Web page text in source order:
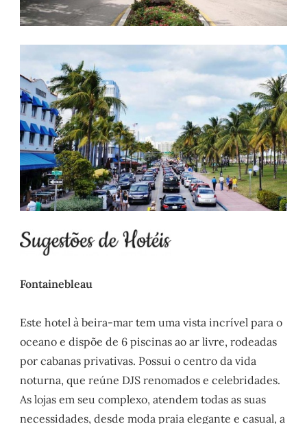
Fontainebleau
Este hotel à beira-mar tem uma vista incrível para o
oceano e dispõe de 6 piscinas ao ar livre, rodeadas
por cabanas privativas. Possui o centro da vida
noturna, que reúne DJS renomados e celebridades.
As lojas em seu complexo, atendem todas as suas
necessidades, desde moda praia elegante e casual, a